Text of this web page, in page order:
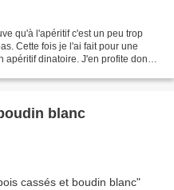
qu'à l'apéritif c'est un peu trop
Cette fois je l'ai fait pour une
dinatoire. J'en profite donc
blanc